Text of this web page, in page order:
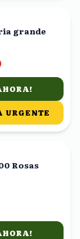
grande
URGENTE
Rosas